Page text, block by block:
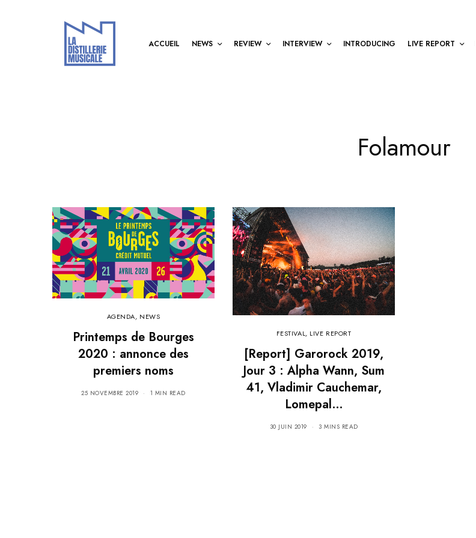
ACCUEIL NEWS REVIEW INTERVIEW INTRODUCING LIVE REPORT
Folamour
AGENDA, NEWS
Printemps de Bourges
2020 : annonce des
premiers noms
25 NOVEMBRE 2019 1 MIN READ
FESTIVAL, LIVE REPORT
[Report] Garorock 2019,
Jour 3 : Alpha Wann, Sum
41, Vladimir Cauchemar,
Lomepal…
30 JUIN 2019 3 MINS READ